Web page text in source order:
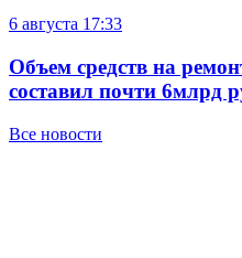
6 августа 17:33
Объем средств на
составил почти 6млрд
Все новости